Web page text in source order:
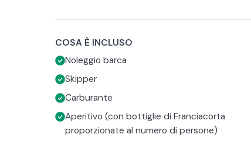
COSA È INCLUSO
Noleggio barca
Skipper
Carburante
Aperitivo (con bottiglie di Franciacorta
proporzionate al numero di persone)